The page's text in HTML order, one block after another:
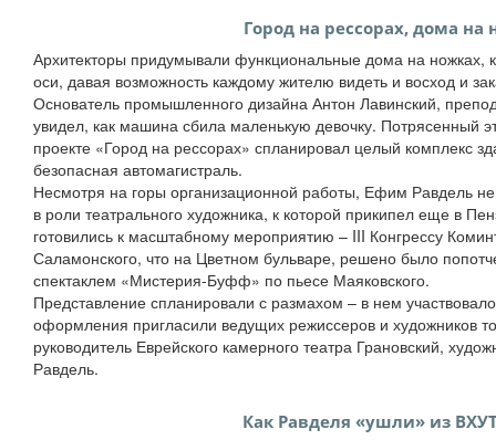
Город на рессорах, дома на
Архитекторы придумывали функциональные дома на ножках,
оси, давая возможность каждому жителю видеть и восход и
Основатель промышленного дизайна Антон Лавинский,
увидел, как машина сбила маленькую девочку. Потрясенный
проекте «Город на рессорах» спланировал целый комплекс
безопасная автомагистраль.
Несмотря на горы организационной работы, Ефим Равдель
в роли театрального художника, к которой прикипел еще в
готовились к масштабному мероприятию – III Конгрессу
Саламонского, что на Цветном бульваре, решено было
спектаклем «Мистерия-Буфф» по пьесе Маяковского.
Представление спланировали с размахом – в нем
оформления пригласили ведущих режиссеров и художников
руководитель Еврейского камерного театра Грановский,
Равдель.
Как Равделя «ушли» из